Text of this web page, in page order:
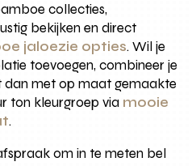
collecties,
bekijken en direct
jaloezie opties. Wil je
toevoegen, combineer je
met op maat gemaakte
ton kleurgroep via mooie
.
om in te meten bel